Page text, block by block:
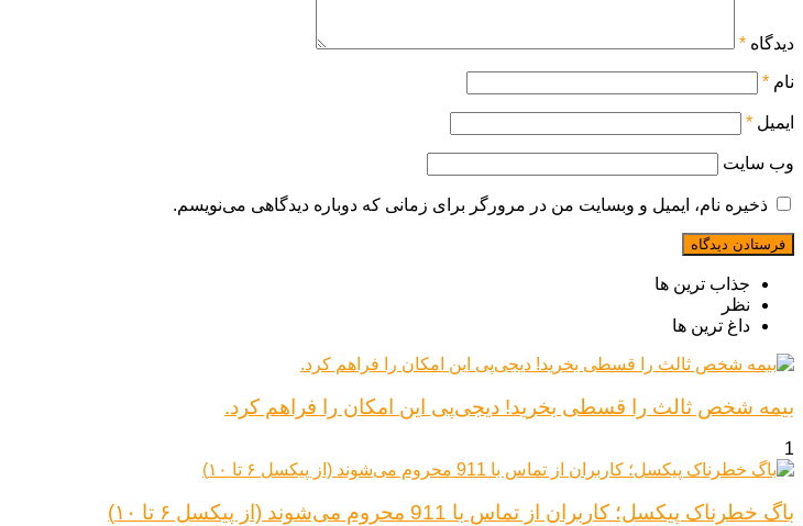
دیدگاه *
نام *
ایمیل *
وب‌ سایت
ذخیره نام، ایمیل و وبسایت من در مرورگر برای زمانی که دوباره دیدگاهی می‌نویسم.
جذاب ترین ها
نظر
داغ ترین ها
بیمه شخص ثالث را قسطی بخرید! دیجی‌پی این امکان را فراهم کرد.
1
باگ خطرناک پیکسل؛ کاربران از تماس با 911 محروم می‌شوند (از پیکسل ۶ تا ۱۰)